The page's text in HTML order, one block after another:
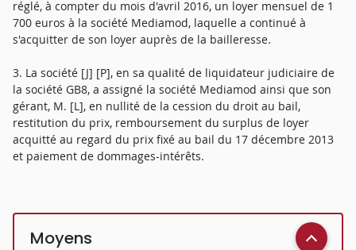
réglé, à compter du mois d'avril 2016, un loyer mensuel de 1
700 euros à la société Mediamod, laquelle a continué à
s'acquitter de son loyer auprès de la bailleresse.
3. La société [J] [P], en sa qualité de liquidateur judiciaire de
la société GB8, a assigné la société Mediamod ainsi que son
gérant, M. [L], en nullité de la cession du droit au bail,
restitution du prix, remboursement du surplus de loyer
acquitté au regard du prix fixé au bail du 17 décembre 2013
et paiement de dommages-intérêts.
Moyens